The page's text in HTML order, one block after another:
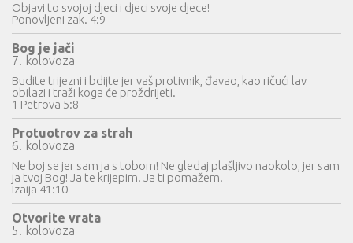
Objavi to svojoj djeci i djeci svoje djece!
Ponovljeni zak. 4:9
Bog je jači
7. kolovoza
Budite trijezni i bdijte jer vaš protivnik, đavao, kao ričući lav
obilazi i traži koga će proždrijeti.
1 Petrova 5:8
Protuotrov za strah
6. kolovoza
Ne boj se jer sam ja s tobom! Ne gledaj plašljivo naokolo, jer sam
ja tvoj Bog! Ja te krijepim. Ja ti pomažem.
Izaija 41:10
Otvorite vrata
5. kolovoza